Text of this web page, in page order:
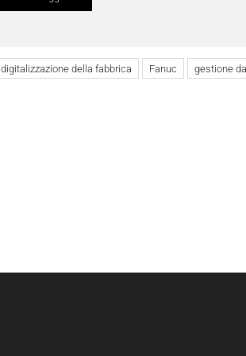
digitalizzazione della fabbrica Fanuc gestione